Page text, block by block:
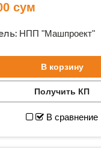
сум
НПП "Машпроект"
В корзину
Получить КП
В сравнение